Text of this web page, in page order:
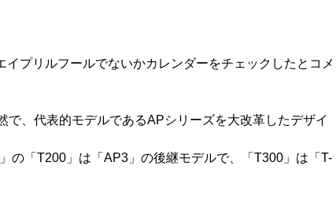
プリルフールでないかカレンダーをチェックしたとコメ
、代表的モデルであるAPシリーズを大改革したデザイ
の「T200」は「AP3」の後継モデルで、「T300」は「T-